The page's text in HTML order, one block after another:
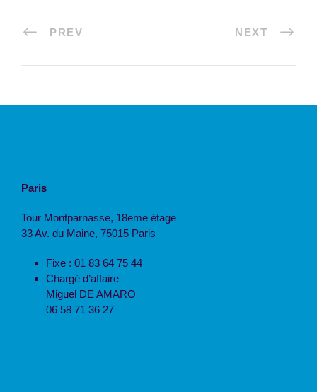
PREV NEXT
Paris
Tour Montparnasse, 18eme étage
33 Av. du Maine, 75015 Paris
Fixe : 01 83 64 75 44
Chargé d’affaire
Miguel DE AMARO
06 58 71 36 27